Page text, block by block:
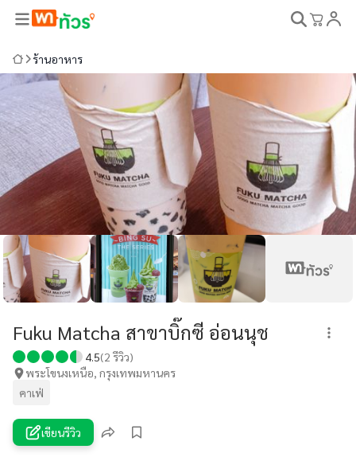
ร้านอาหาร
Fuku Matcha สาขาบิ๊กซี อ่อนนุช
4.5(2 รีวิว)
พระโขนงเหนือ, กรุงเทพมหานคร
คาเฟ่
เขียนรีวิว